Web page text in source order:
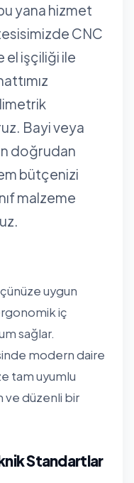
yana hizmet
CNC
el işçiliği ile
Bayi veya
doğrudan
bütçenizi
malzeme
uygun
iç
sağlar.
modern daire
tam uyumlu
ve düzenli bir
Standartlar